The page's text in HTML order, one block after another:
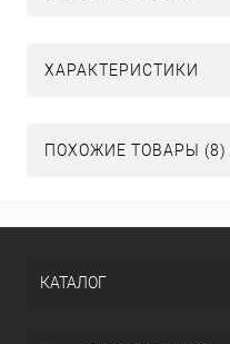
ХАРАКТЕРИСТИКИ
ПОХОЖИЕ ТОВАРЫ (8)
КАТАЛОГ